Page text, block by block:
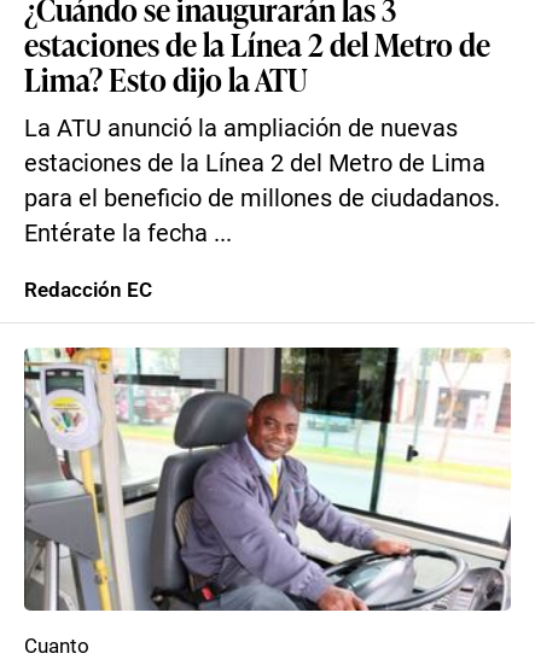
estaciones de la Línea 2 del Metro de
Lima? Esto dijo la ATU
La ATU anunció la ampliación de nuevas
estaciones de la Línea 2 del Metro de Lima
para el beneficio de millones de ciudadanos.
Entérate la fecha ...
Redacción EC
Cuanto